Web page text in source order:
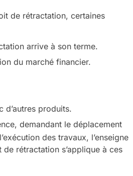
de rétractation, certaines
arrive à son terme.
du marché financier.
d’autres produits.
demandant le déplacement
des travaux, l’enseigne
rétractation s’applique à ces